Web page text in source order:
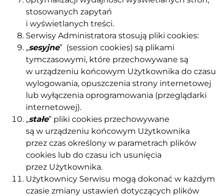
stosowanych zapytań
i wyświetlanych treści.
Serwisy Administratora stosują pliki cookies:
„sesyjne” (session cookies) są plikami
tymczasowymi, które przechowywane są
w urządzeniu końcowym Użytkownika do czasu
wylogowania, opuszczenia strony internetowej
lub wyłączenia oprogramowania (przeglądarki
internetowej).
„stałe” pliki cookies przechowywane
są w urządzeniu końcowym Użytkownika
przez czas określony w parametrach plików
cookies lub do czasu ich usunięcia
przez Użytkownika.
Użytkownicy Serwisu mogą dokonać w każdym
czasie zmiany ustawień dotyczących plików